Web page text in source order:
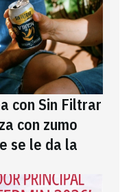
con Sin Filtrar
con zumo
se le da la